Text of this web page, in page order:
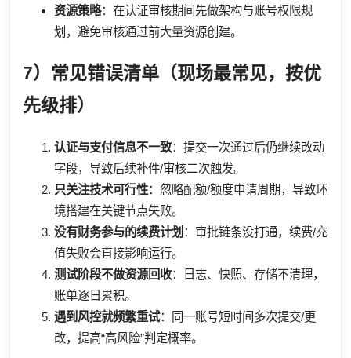
资源策略：在认证审核期间先做架构与账号权限规
划，避免审核通过前大量资源创建。
7）常见错误清单（现场最常见，按优
先级排）
认证与支付信息不一致：提交一次通过后仍继续改动
字段，导致后续补件/审核二次触发。
只关注技术可行性：忽略配额/额度申请周期，导致环
境搭建在关键节点失败。
没有财务参与的续费计划 ：审批链条没打通，续费/充
值失败会直接影响运行。
测试阶段不做资源回收：日志、快照、存储不清理，
账单逐日累积。
遇到风控就频繁重试：同一账号短时间多次提交/更
改，提高“高风险”判定概率。